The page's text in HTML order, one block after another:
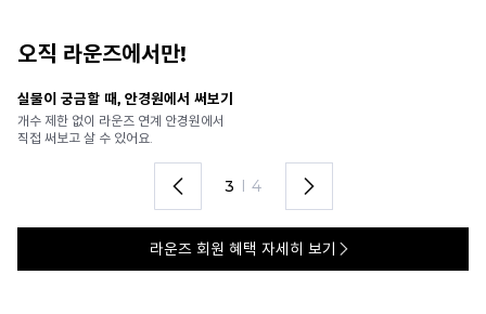
오직 라운즈에서만!
안경 렌즈 맞춤까지 한 번에
가까운 안경원으로 배송받아
렌즈 맞춤부터 피팅까지 편하게!
4 I 4
라운즈 회원 혜택 자세히 보기